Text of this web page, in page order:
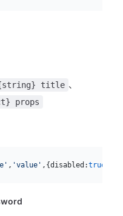
title 、
props
, 'value' ,{disabled:true